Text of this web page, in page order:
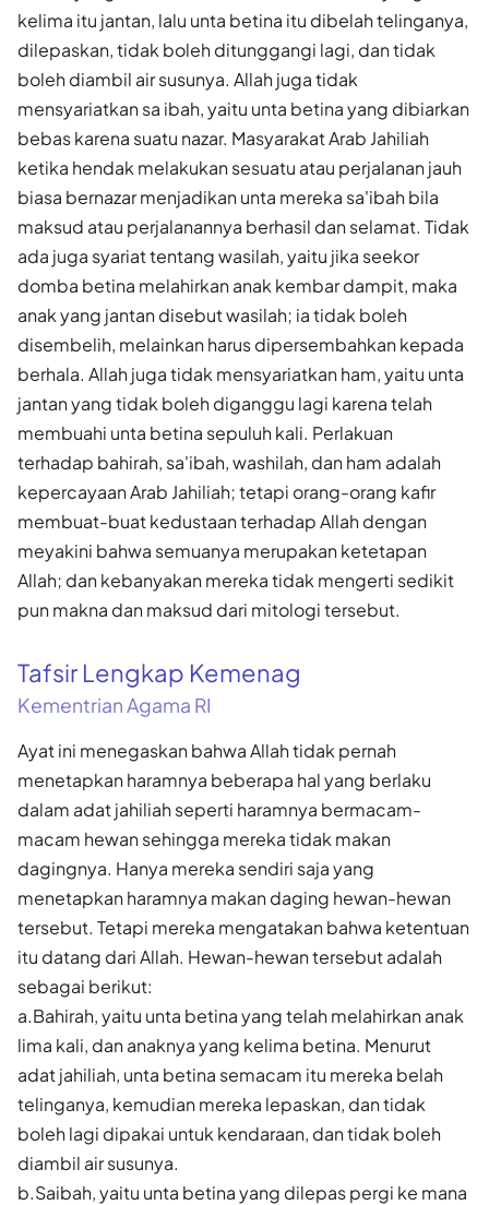
kelima itu jantan, lalu unta betina itu dibelah telinganya,
dilepaskan, tidak boleh ditunggangi lagi, dan tidak
boleh diambil air susunya. Allah juga tidak
mensyariatkan sa ibah, yaitu unta betina yang dibiarkan
bebas karena suatu nazar. Masyarakat Arab Jahiliah
ketika hendak melakukan sesuatu atau perjalanan jauh
biasa bernazar menjadikan unta mereka sa'ibah bila
maksud atau perjalanannya berhasil dan selamat. Tidak
ada juga syariat tentang wasilah, yaitu jika seekor
domba betina melahirkan anak kembar dampit, maka
anak yang jantan disebut wasilah; ia tidak boleh
disembelih, melainkan harus dipersembahkan kepada
berhala. Allah juga tidak mensyariatkan ham, yaitu unta
jantan yang tidak boleh diganggu lagi karena telah
membuahi unta betina sepuluh kali. Perlakuan
terhadap bahirah, sa'ibah, washilah, dan ham adalah
kepercayaan Arab Jahiliah; tetapi orang-orang kafir
membuat-buat kedustaan terhadap Allah dengan
meyakini bahwa semuanya merupakan ketetapan
Allah; dan kebanyakan mereka tidak mengerti sedikit
pun makna dan maksud dari mitologi tersebut.
Tafsir Lengkap Kemenag
Kementrian Agama RI
Ayat ini menegaskan bahwa Allah tidak pernah
menetapkan haramnya beberapa hal yang berlaku
dalam adat jahiliah seperti haramnya bermacam-
macam hewan sehingga mereka tidak makan
dagingnya. Hanya mereka sendiri saja yang
menetapkan haramnya makan daging hewan-hewan
tersebut. Tetapi mereka mengatakan bahwa ketentuan
itu datang dari Allah. Hewan-hewan tersebut adalah
sebagai berikut:
a.Bahirah, yaitu unta betina yang telah melahirkan anak
lima kali, dan anaknya yang kelima betina. Menurut
adat jahiliah, unta betina semacam itu mereka belah
telinganya, kemudian mereka lepaskan, dan tidak
boleh lagi dipakai untuk kendaraan, dan tidak boleh
diambil air susunya.
b.Saibah, yaitu unta betina yang dilepas pergi ke mana